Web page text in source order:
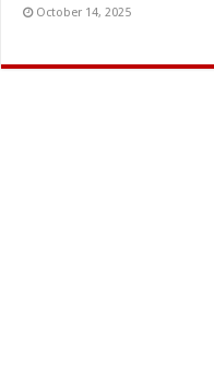
October 14, 2025